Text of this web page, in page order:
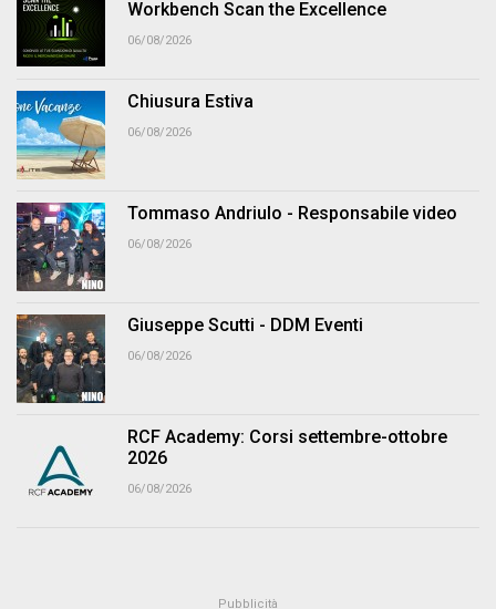
Workbench Scan the Excellence
06/08/2026
Chiusura Estiva
06/08/2026
Tommaso Andriulo - Responsabile video
06/08/2026
Giuseppe Scutti - DDM Eventi
06/08/2026
RCF Academy: Corsi settembre-ottobre
2026
06/08/2026